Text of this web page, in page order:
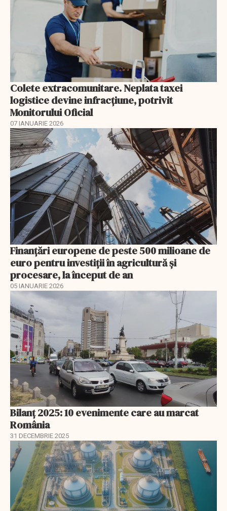
Colete extracomunitare. Neplata taxei
logistice devine infracțiune, potrivit
Monitorului Oficial
07 IANUARIE 2026
Finanţări europene de peste 500 milioane de
euro pentru investiţii în agricultură şi
procesare, la început de an
05 IANUARIE 2026
Bilanț 2025: 10 evenimente care au marcat
România
31 DECEMBRIE 2025